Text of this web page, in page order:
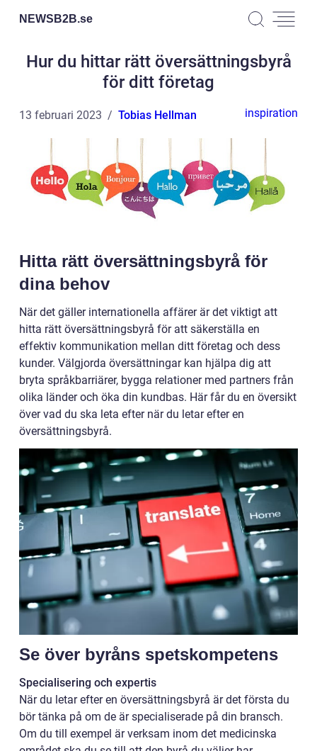
NEWSB2B.se
Hur du hittar rätt översättningsbyrå
för ditt företag
13 februari 2023 Tobias Hellman inspiration
Hitta rätt översättningsbyrå för
dina behov
När det gäller internationella affärer är det viktigt att
hitta rätt översättningsbyrå för att säkerställa en
effektiv kommunikation mellan ditt företag och dess
kunder. Välgjorda översättningar kan hjälpa dig att
bryta språkbarriärer, bygga relationer med partners från
olika länder och öka din kundbas. Här får du en översikt
över vad du ska leta efter när du letar efter en
översättningsbyrå.
Se över byråns spetskompetens
Specialisering och expertis
När du letar efter en översättningsbyrå är det första du
bör tänka på om de är specialiserade på din bransch.
Om du till exempel är verksam inom det medicinska